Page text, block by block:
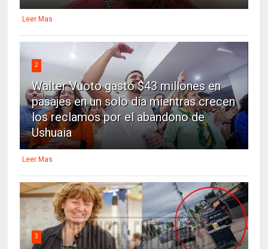
Leer Mas
2
Walter Vuoto gastó $43 millones en
pasajes en un solo día mientras crecen
los reclamos por el abandono de
Ushuaia
Leer Mas
3